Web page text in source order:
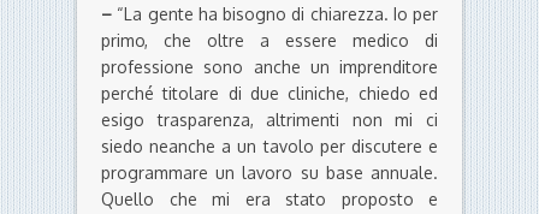
– “La gente ha bisogno di chiarezza. Io per
primo, che oltre a essere medico di
professione sono anche un imprenditore
perché titolare di due cliniche, chiedo ed
esigo trasparenza, altrimenti non mi ci
siedo neanche a un tavolo per discutere e
programmare un lavoro su base annuale.
Quello che mi era stato proposto e